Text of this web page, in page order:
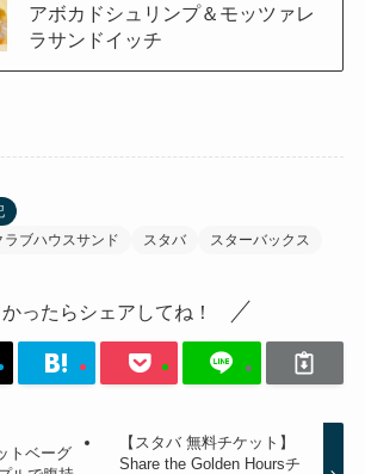
アボカドシュリンプ＆モッツァレ
ラサンドイッチ
ラブハウスサンド スタバ スターバックス
かったらシェアしてね！
トベーグ
【スタバ 無料チケット】
Share the Golden Hoursチ